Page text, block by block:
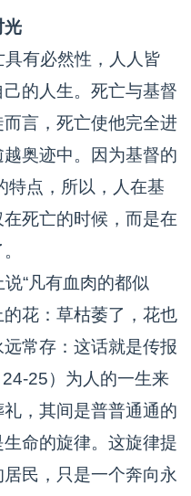
光
有必然性，人人皆
的人生。死亡与基督
言，死亡使他完全进
奥迹中。因为基督的
特点，所以，人在基
死亡的时候，而是在
“凡有血肉的都似
花：草枯萎了，花也
常存：这话就是传报
25）为人的一生来
，其间是普普通通的
命的旋律。这旋律提
民，只是一个奔向永